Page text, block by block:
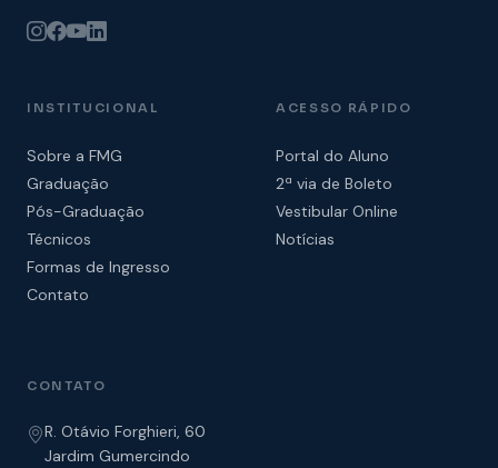
INSTITUCIONAL
Sobre a FMG
Graduação
Pós-Graduação
Técnicos
Formas de Ingresso
Contato
ACESSO RÁPIDO
Portal do Aluno
2ª via de Boleto
Vestibular Online
Notícias
CONTATO
R. Otávio Forghieri, 60
Jardim Gumercindo